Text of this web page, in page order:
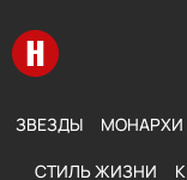
Перейти на главную
ЗВЕЗДЫ МОНАРХИ
СТИЛЬ ЖИЗНИ